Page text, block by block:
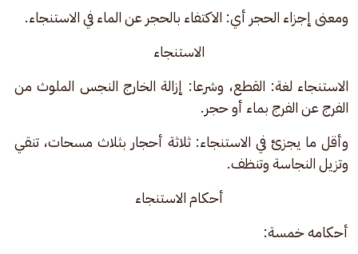
ومعنى إجزاء الحجر أي: الاكتفاء بالحجر عن الماء في الاستنجاء.
الاستنجاء
الاستنجاء لغة: القطع، وشرعا: إزالة الخارج النجس الملوث من
الفرج عن الفرج بماء أو حجر.
وأقل ما يجزئ في الاستنجاء: ثلاثة أحجار بثلاث مسحات، تنقي
وتزيل النجاسة وتنظف.
أحكام الاستنجاء
أحكامه خمسة: